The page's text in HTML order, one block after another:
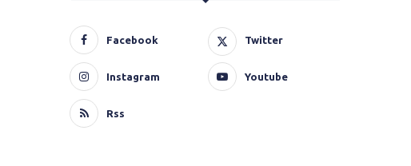
Facebook Twitter
Instagram Youtube
Rss